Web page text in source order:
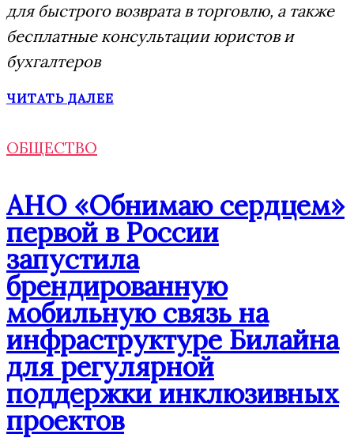
для быстрого возврата в торговлю, а также
бесплатные консультации юристов и
бухгалтеров
ЧИТАТЬ ДАЛЕЕ
ОБЩЕСТВО
АНО «Обнимаю сердцем»
первой в России
запустила
брендированную
мобильную связь на
инфраструктуре Билайна
для регулярной
поддержки инклюзивных
проектов